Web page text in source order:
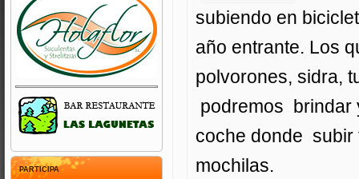
PARTICIPA
subiendo en
año entrante. Los
polvorones, sidra,
podremos brindar
coche donde subir
mochilas.